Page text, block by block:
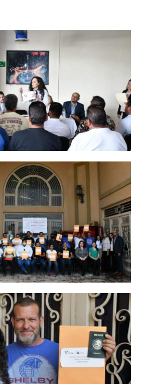
out!
Sing up for our newsletter
to stay in the loop.
SUBSCRIBE